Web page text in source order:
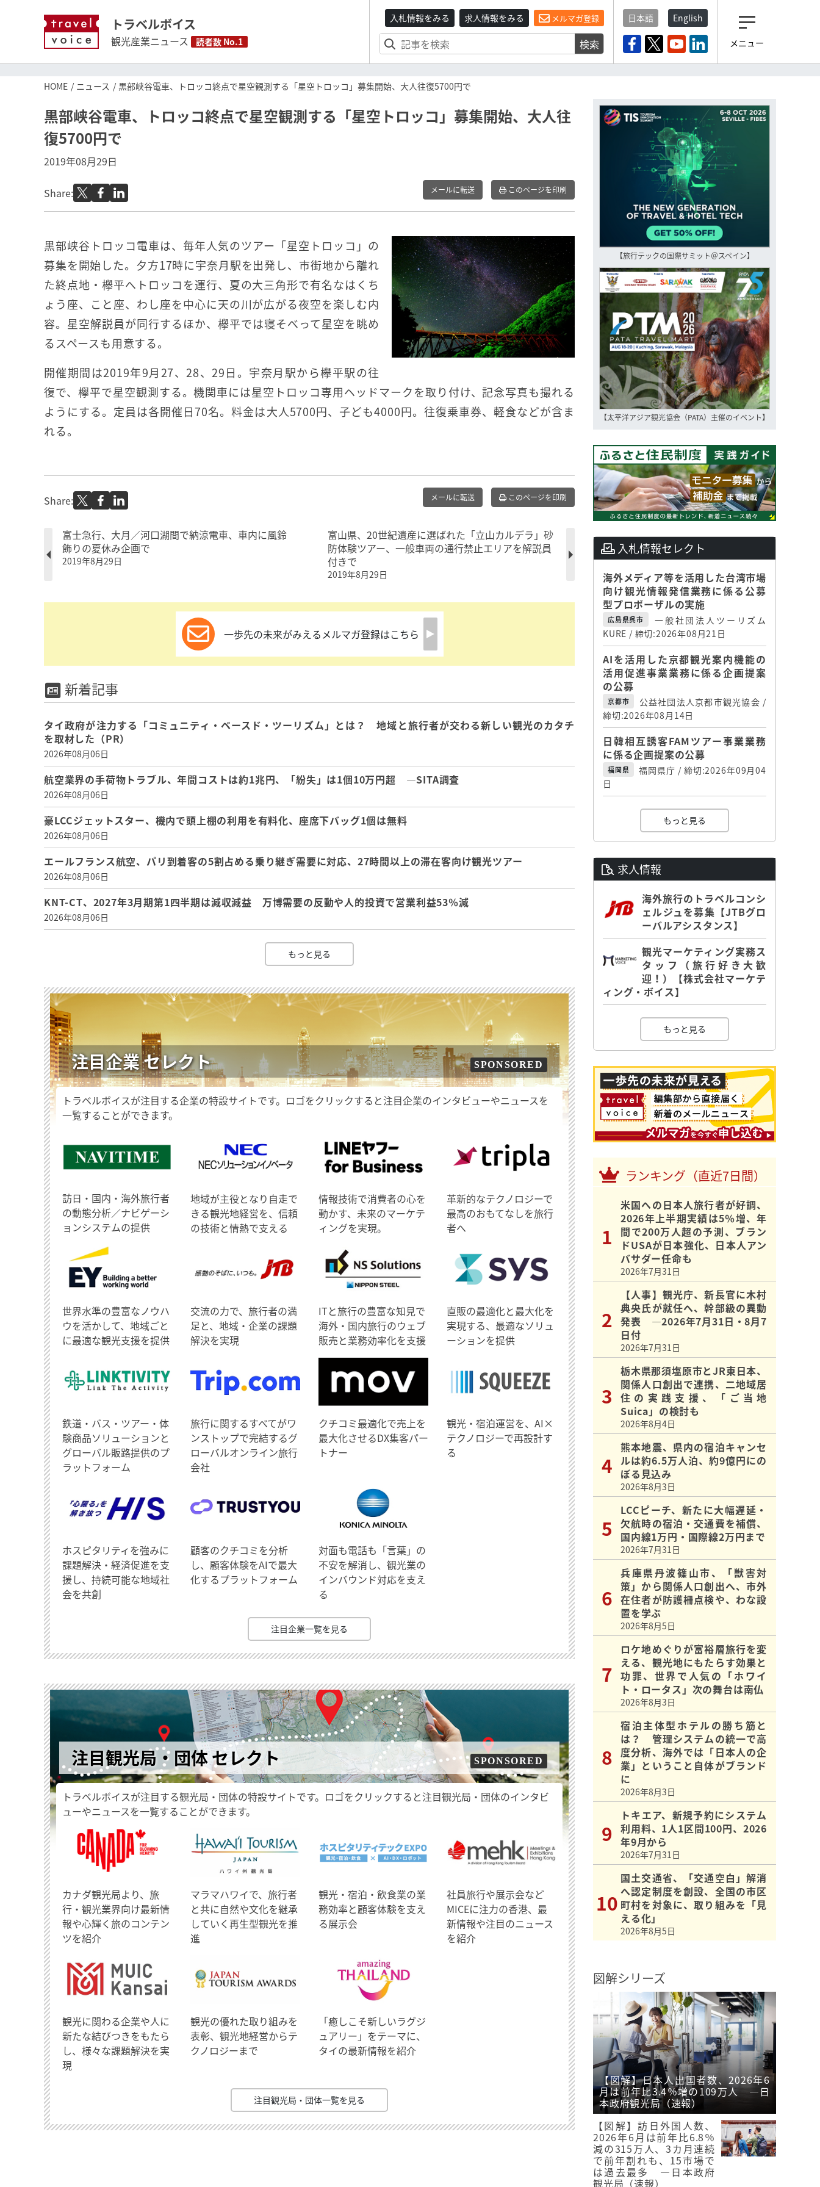
トラベルボイス
観光産業ニュース 読者数 No.1
入札情報をみる 求人情報をみる メルマガ登録
検索
日本語 English
メニュー
HOME ニュース 黒部峡谷電車、トロッコ終点で星空観測する「星空トロッコ」募集開始、大人往復5700円で
黒部峡谷電車、トロッコ終点で星空観測する「星空トロッコ」募集開始、大人往
復5700円で
2019年08月29日
Share: メールに転送 このページを印刷
黒部峡谷トロッコ電車は、毎年人気のツアー「星空トロッコ」の
募集を開始した。夕方17時に宇奈月駅を出発し、市街地から離れ
た終点地・欅平へトロッコを運行、夏の大三角形で有名なはくち
ょう座、こと座、わし座を中心に天の川が広がる夜空を楽しむ内
容。星空解説員が同行するほか、欅平では寝そべって星空を眺め
るスペースも用意する。
開催期間は2019年9月27、28、29日。宇奈月駅から欅平駅の往
復で、欅平で星空観測する。機関車には星空トロッコ専用ヘッドマークを取り付け、記念写真も撮れる
ようにする。定員は各開催日70名。料金は大人5700円、子ども4000円。往復乗車券、軽食などが含ま
れる。
Share: メールに転送 このページを印刷
富士急行、大月／河口湖間で納涼電車、車内に風鈴
飾りの夏休み企画で
2019年8月29日
富山県、20世紀遺産に選ばれた「立山カルデラ」砂
防体験ツアー、一般車両の通行禁止エリアを解説員
付きで
2019年8月29日
一歩先の未来がみえるメルマガ登録はこちら
新着記事
タイ政府が注力する「コミュニティ・ベースド・ツーリズム」とは？ 地域と旅行者が交わる新しい観光のカタチ
を取材した（PR）
2026年08月06日
航空業界の手荷物トラブル、年間コストは約1兆円、「紛失」は1個10万円超 ―SITA調査
2026年08月06日
豪LCCジェットスター、機内で頭上棚の利用を有料化、座席下バッグ1個は無料
2026年08月06日
エールフランス航空、パリ到着客の5割占める乗り継ぎ需要に対応、27時間以上の滞在客向け観光ツアー
2026年08月06日
KNT-CT、2027年3月期第1四半期は減収減益 万博需要の反動や人的投資で営業利益53％減
2026年08月06日
もっと見る
注目企業 セレクト SPONSORED
トラベルボイスが注目する企業の特設サイトです。ロゴをクリックすると注目企業のインタビューやニュースを
一覧することができます。
訪日・国内・海外旅行者
の動態分析／ナビゲーシ
ョンシステムの提供
地域が主役となり自走で
きる観光地経営を、信頼
の技術と情熱で支える
情報技術で消費者の心を
動かす、未来のマーケテ
ィングを実現。
革新的なテクノロジーで
最高のおもてなしを旅行
者へ
世界水準の豊富なノウハ
ウを活かして、地域ごと
に最適な観光支援を提供
交流の力で、旅行者の満
足と、地域・企業の課題
解決を実現
ITと旅行の豊富な知見で
海外・国内旅行のウェブ
販売と業務効率化を支援
直販の最適化と最大化を
実現する、最適なソリュ
ーションを提供
鉄道・バス・ツアー・体
験商品ソリューションと
グローバル販路提供のプ
ラットフォーム
旅行に関するすべてがワ
ンストップで完結するグ
ローバルオンライン旅行
会社
クチコミ最適化で売上を
最大化させるDX集客パー
トナー
観光・宿泊運営を、AI×
テクノロジーで再設計す
る
ホスピタリティを強みに
課題解決・経済促進を支
援し、持続可能な地域社
会を共創
顧客のクチコミを分析
し、顧客体験をAIで最大
化するプラットフォーム
対面も電話も「言葉」の
不安を解消し、観光業の
インバウンド対応を支え
る
注目企業一覧を見る
注目観光局・団体 セレクト SPONSORED
トラベルボイスが注目する観光局・団体の特設サイトです。ロゴをクリックすると注目観光局・団体のインタビ
ューやニュースを一覧することができます。
​カナダ観光局より、旅
行・観光業界向け最新情
報や心輝く旅のコンテン
ツを紹介
マラマハワイで、旅行者
と共に自然や文化を継承
していく再生型観光を推
進
観光・宿泊・飲食業の業
務効率と顧客体験を支え
る展示会
社員旅行や展示会など
MICEに注力の香港、最
新情報や注目のニュース
を紹介
観光に関わる企業や人に
新たな結びつきをもたら
し、様々な課題解決を実
現
観光の優れた取り組みを
表彰、観光地経営からテ
クノロジーまで
「癒しこそ新しいラグジ
ュアリー」をテーマに、
タイの最新情報を紹介
注目観光局・団体一覧を見る
【旅行テックの国際サミット＠スペイン】
【太平洋アジア観光協会（PATA）主催のイベント】
入札情報セレクト
海外メディア等を活用した台湾市場
向け観光情報発信業務に係る公募
型プロポーザルの実施
広島県呉市
一般社団法人ツーリズム
KURE / 締切:2026年08月21日
AIを活用した京都観光案内機能の
活用促進事業業務に係る企画提案
の公募
京都市
公益社団法人京都市観光協会 /
締切:2026年08月14日
日韓相互誘客FAMツアー事業業務
に係る企画提案の公募
福岡県
福岡県庁 / 締切:2026年09月04
日
もっと見る
求人情報
海外旅行のトラベルコンシ
ェルジュを募集【JTBグロ
ーバルアシスタンス】
観光マーケティング実務ス
タッフ（旅行好き大歓
迎！）【株式会社マーケテ
ィング・ボイス】
もっと見る
ランキング（直近7日間）
米国への日本人旅行者が好調、
2026年上半期実績は5％増、年
間で200万人超の予測、ブラン
ドUSAが日本強化、日本人アン
バサダー任命も
2026年7月31日
【人事】観光庁、新長官に木村
典央氏が就任へ、幹部級の異動
発表 ―2026年7月31日・8月7
日付
2026年7月31日
栃木県那須塩原市とJR東日本、
関係人口創出で連携、二地域居
住の実践支援、「ご当地
Suica」の検討も
2026年8月4日
熊本地震、県内の宿泊キャンセ
ルは約6.5万人泊、約9億円にの
ぼる見込み
2026年8月3日
LCCピーチ、新たに大幅遅延・
欠航時の宿泊・交通費を補償、
国内線1万円・国際線2万円まで
2026年7月31日
兵庫県丹波篠山市、「獣害対
策」から関係人口創出へ、市外
在住者が防護柵点検や、わな設
置を学ぶ
2026年8月5日
ロケ地めぐりが富裕層旅行を変
える、観光地にもたらす効果と
功罪、世界で人気の「ホワイ
ト・ロータス」次の舞台は南仏
2026年8月3日
宿泊主体型ホテルの勝ち筋と
は？ 管理システムの統一で高
度分析、海外では「日本人の企
業」ということ自体がブランド
に
2026年8月3日
トキエア、新規予約にシステム
利用料、1人1区間100円、2026
年9月から
2026年7月31日
国土交通省、「交通空白」解消
へ認定制度を創設、全国の市区
町村を対象に、取り組みを「見
える化」
2026年8月5日
図解シリーズ
【図解】日本人出国者数、2026年6
月は前年比3.4％増の109万人 ―日
本政府観光局（速報）
【図解】訪日外国人数、
2026年6月は前年比6.8％
減の315万人、3カ月連続
で前年割れも、15市場で
は過去最多 ―日本政府
観光局（速報）
観光産業ニュース「トラベ
登録済みですよね？
もし未だ登録していないなら…
いますぐ登録する